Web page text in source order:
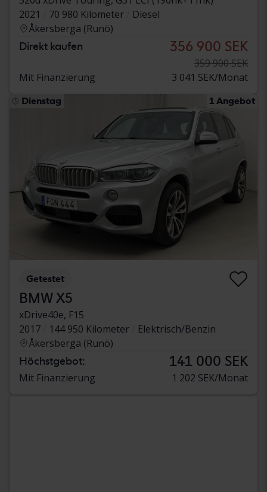
2021
70 980 Kilometer
Diesel
Åkersberga (Runö)
Direkt kaufen 356 900 SEK
359 900 SEK
Mit Finanzierung
3 041 SEK/Monat
Dienstag 1 Angebot
Getestet
BMW X5
xDrive40e, F15
2017
144 950 Kilometer
Elektrisch/Benzin
Åkersberga (Runö)
Höchstgebot: 141 000 SEK
Mit Finanzierung 1 202 SEK/Monat